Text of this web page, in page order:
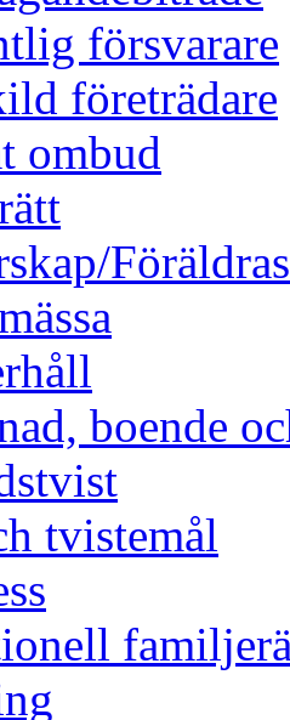
försvarare
företrädare
ombud
boende
tvistemål